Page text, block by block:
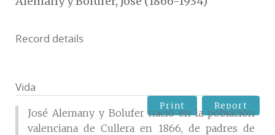
Record details
Vida
José Alemany y Bolufer nació en la población
valenciana de Cullera en 1866, de padres de
Print Report